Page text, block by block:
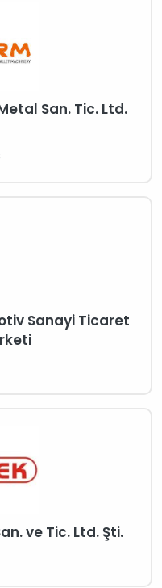
San. Tic. Ltd.
Sanayi Ticaret
ve Tic. Ltd. Şti.